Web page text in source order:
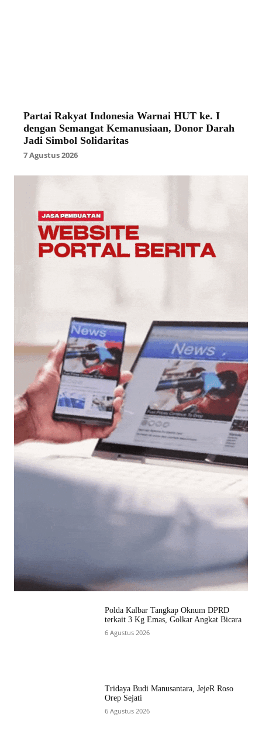
Partai Rakyat Indonesia Warnai HUT ke. I
dengan Semangat Kemanusiaan, Donor Darah
Jadi Simbol Solidaritas
7 Agustus 2026
Polda Kalbar Tangkap Oknum DPRD
terkait 3 Kg Emas, Golkar Angkat Bicara
6 Agustus 2026
Tridaya Budi Manusantara, JejeR Roso
Orep Sejati
6 Agustus 2026